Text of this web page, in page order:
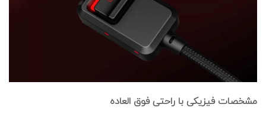
مشخصات فیزیکی با راحتی فوق العاده